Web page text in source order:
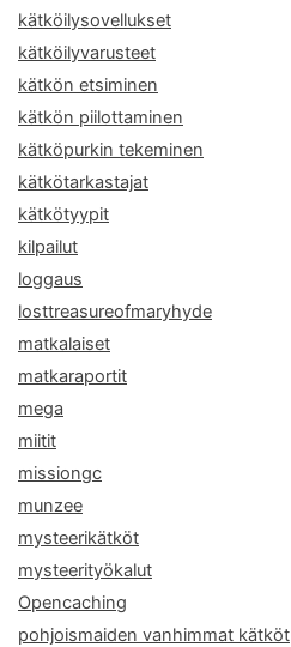
kätköilysovellukset
kätköilyvarusteet
kätkön etsiminen
kätkön piilottaminen
kätköpurkin tekeminen
kätkötarkastajat
kätkötyypit
kilpailut
loggaus
losttreasureofmaryhyde
matkalaiset
matkaraportit
mega
miitit
missiongc
munzee
mysteerikätköt
mysteerityökalut
Opencaching
pohjoismaiden vanhimmat kätköt